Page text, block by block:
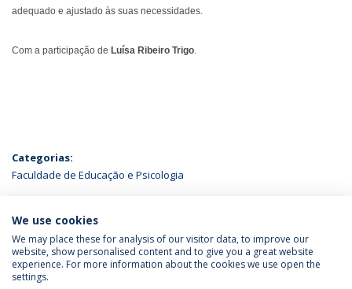
adequado e ajustado às suas necessidades.
Com a participação de Luísa Ribeiro Trigo
Categorias:
Faculdade de Educação e Psicologia
ÚLTIMAS NOTÍCIAS
Política de Privacidade
Termos & Condições
We use cookies
We may place these for analysis of our visitor data, to improve our
website, show personalised content and to give you a great website
experience. For more information about the cookies we use open the
settings.